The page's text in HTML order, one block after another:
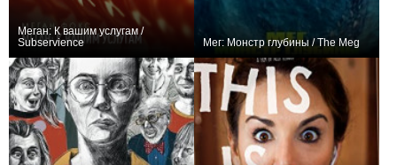
Меган: К вашим услугам /
Subservience
Мег: Монстр глубины / The Meg